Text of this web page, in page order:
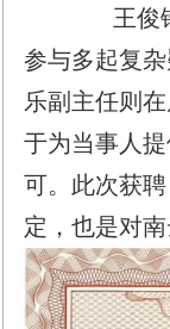
王俊
参与多起复
乐副主任则
于为当事人
可。此次获
定，也是对